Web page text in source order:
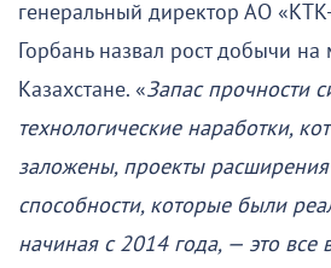
генеральный директор АО
Горбань назвал рост добычи
Казахстане. «Запас прочности
технологические наработки,
заложены, проекты
способности, которые были
начиная с 2014 года, — это все